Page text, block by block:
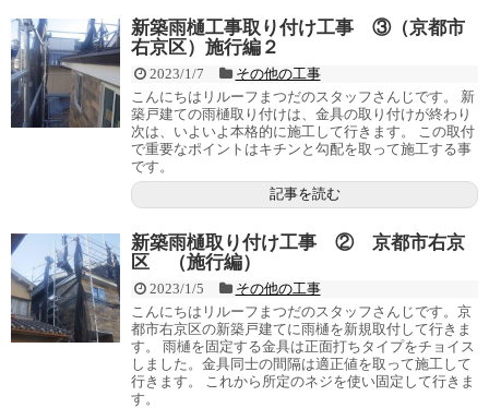
新築雨樋工事取り付け工事 ③（京都市
右京区）施行編２
2023/1/7
その他の工事
こんにちはリルーフまつだのスタッフさんじです。 新
築戸建ての雨樋取り付けは、金具の取り付けが終わり
次は、いよいよ本格的に施工して行きます。 この取付
で重要なポイントはキチンと勾配を取って施工する事
です。
記事を読む
新築雨樋取り付け工事 ② 京都市右京
区 （施行編）
2023/1/5
その他の工事
こんにちはリルーフまつだのスタッフさんじです。京
都市右京区の新築戸建てに雨樋を新規取付して行きま
す。 雨樋を固定する金具は正面打ちタイプをチョイス
しました。金具同士の間隔は適正値を取って施工して
行きます。 これから所定のネジを使い固定して行きま
す。